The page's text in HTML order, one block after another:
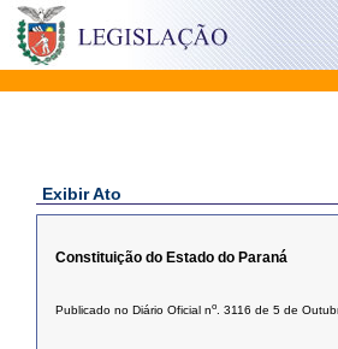
Exibir Ato
Constituição do Estado do Paraná
Publicado no Diário Oficial no. 3116 de 5 de